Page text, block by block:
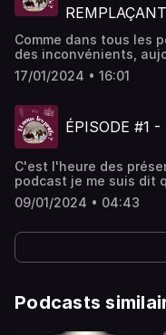
REMPLAÇANT
Comme dans tous les
des inconvénients,
poste de titulaire
vous permettra de
17/01/2024 • 16:01
ÉPISODE #1
C'est l'heure des
podcast je me suis dit
rigueur. Qui je suis ?
ce podcast ? A quelle
Hébergé par Acast.
09/01/2024 • 04:43
Podcasts